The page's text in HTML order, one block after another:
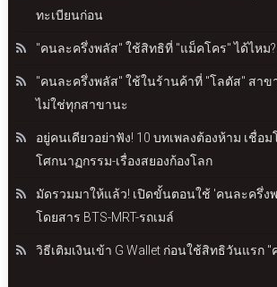
ทะเบียนก่อน
"คนละครึ่งพลัส" ใช้สิทธิที่ "แม็คโคร" ได้ไหม?
"คนละครึ่งพลัส" ใช้ในร้านค้าที่ "โลตัส" สาข
ไม่ใช่ทุกสาขานะ
อยู่คนเดียวอย่าฟัง! 10 บทเพลงต้องห้าม เชื่อม
โศกนาฏกรรม-เรื่องสยองก้องโลก
มัดรวมมาให้แล้ว! เปิดขั้นตอนใช้ 'คนละครึ่ง
โดยสาร BTS-MRT-รถเมล์
วิธีเติมเงินเข้า G Wallet ก่อนใช้สิทธิวันแรก